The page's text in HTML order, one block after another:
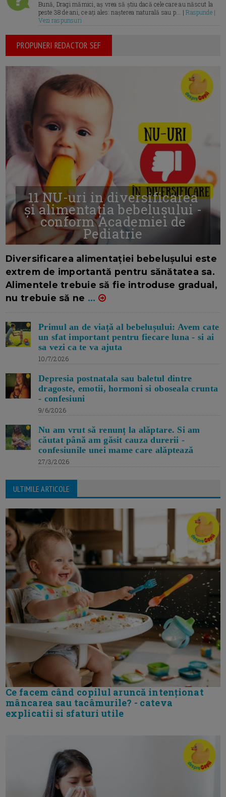
Bună, Dragi mămici, aș vrea să știu dacă cele care au născut la
peste 38 de ani, ce ați ales: nașterea naturală sau p... |Raspunde |
Vezi raspunsuri
PROPUNERI REDACTOR SEF
11 NU-uri in diversificarea
și alimentația bebelușului -
conform Academiei de
Pediatrie
Diversificarea alimentației bebelușului este
extrem de importantă pentru sănătatea sa.
Alimentele trebuie să fie introduse gradual,
nu trebuie să ne ...
Primul an de viață al bebelușului: Avem cate
un sfat important pentru fiecare luna - si ai
sa vezi ca te va ajuta
10/7/2026
Depresia postnatala sau baletul dintre
dragoste, emotii, hormoni si oboseala crunta
- confesiuni
9/6/2026
Nu am vrut să renunț la alăptare. Si am
căutat până am găsit cauza durerii -
confesiunile unei mame care alăptează
27/3/2026
ULTIMILE ARTICOLE
Ce facem când copilul aruncă intenționat
mâncarea sau tacâmurile? - cateva
explicatii si sfaturi utile